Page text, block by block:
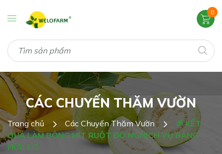
0
CÁC CHUYẾN THĂM VƯỜN
Trang chủ Các Chuyến Thăm Vườn
🎉 KẾT
QUẢ LÀM BÔNG MÍT RUỘT ĐỎ NGHỊCH VỤ BẰNG
HỮU CƠ